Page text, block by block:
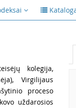
kolegija,
Virgilijaus
proceso
uždarosios